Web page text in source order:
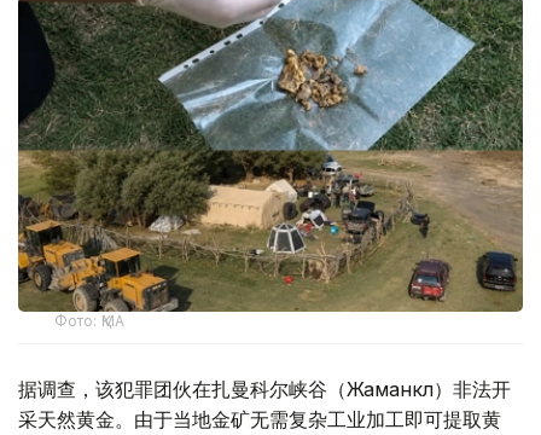
Фото: ҚМА
据调查，该犯罪团伙在扎曼科尔峡谷（Жаманкөл）非法开
采天然黄金。由于当地金矿无需复杂工业加工即可提取黄